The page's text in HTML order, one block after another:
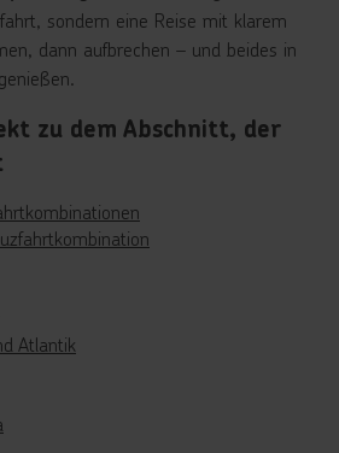
sondern eine Reise mit klarem
dann aufbrechen – und beides in
zu dem Abschnitt, der
Atlantik